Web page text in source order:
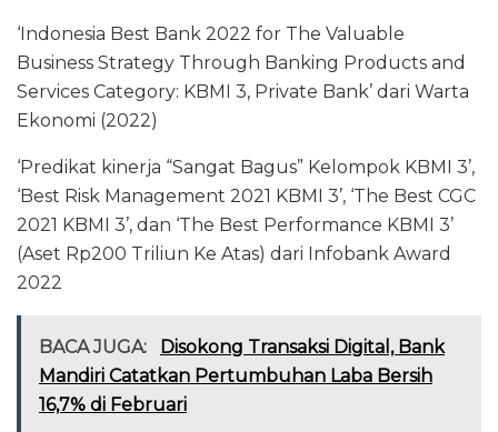
‘Indonesia Best Bank 2022 for The Valuable
Business Strategy Through Banking Products and
Services Category: KBMI 3, Private Bank’ dari Warta
Ekonomi (2022)
‘Predikat kinerja “Sangat Bagus” Kelompok KBMI 3’,
‘Best Risk Management 2021 KBMI 3’, ‘The Best CGC
2021 KBMI 3’, dan ‘The Best Performance KBMI 3’
(Aset Rp200 Triliun Ke Atas) dari Infobank Award
2022
BACA JUGA:
Disokong Transaksi Digital, Bank
Mandiri Catatkan Pertumbuhan Laba Bersih
16,7% di Februari